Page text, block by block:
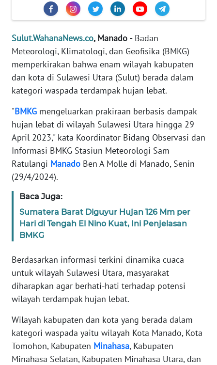
Sulut.WahanaNews.co, Manado -Badan
Meteorologi, Klimatologi, dan Geofisika (BMKG)
memperkirakan bahwa enam wilayah kabupaten
dan kota di Sulawesi Utara (Sulut) berada dalam
kategori waspada terdampak hujan lebat.
"BMKG mengeluarkan prakiraan berbasis dampak
hujan lebat di wilayah Sulawesi Utara hingga 29
April 2023," kata Koordinator Bidang Observasi dan
Informasi BMKG Stasiun Meteorologi Sam
Ratulangi Manado Ben A Molle di Manado, Senin
(29/4/2024).
Baca Juga:
Sumatera Barat Diguyur Hujan 126 Mm per
Hari di Tengah El Nino Kuat, Ini Penjelasan
BMKG
Berdasarkan informasi terkini dinamika cuaca
untuk wilayah Sulawesi Utara, masyarakat
diharapkan agar berhati-hati terhadap potensi
wilayah terdampak hujan lebat.
Wilayah kabupaten dan kota yang berada dalam
kategori waspada yaitu wilayah Kota Manado, Kota
Tomohon, Kabupaten Minahasa, Kabupaten
Minahasa Selatan, Kabupaten Minahasa Utara, dan
TENTANG
KAMI
PEDOMAN
SIBER
REDAKSI
KARIR
DISCLAIMER
Wahana
Regional
WN
JAKARTA
JABAR
WN
BANTEN